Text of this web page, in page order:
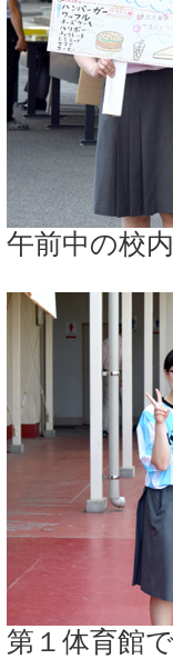
午前中の校
第１体育館